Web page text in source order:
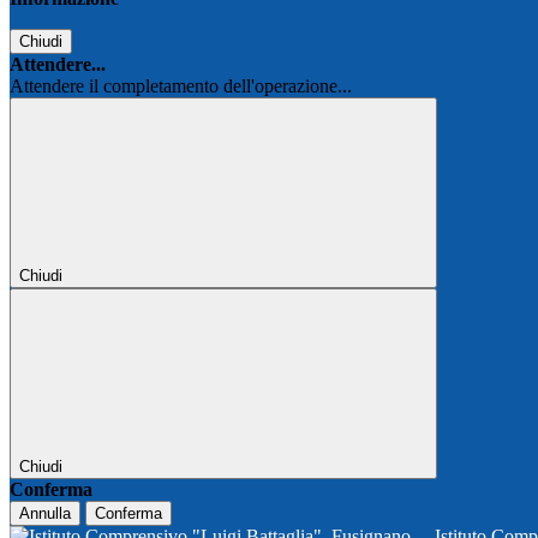
Chiudi
Attendere...
Attendere il completamento dell'operazione...
Chiudi
Chiudi
Conferma
Annulla Conferma